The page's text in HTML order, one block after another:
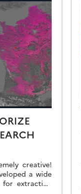
creative!
a wide
extracting